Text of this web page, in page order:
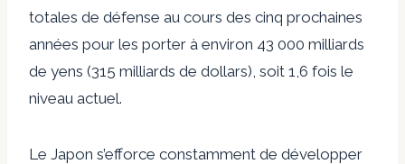
totales de défense au cours des cinq prochaines
années pour les porter à environ 43 000 milliards
de yens (315 milliards de dollars), soit 1,6 fois le
niveau actuel.
Le Japon s’efforce constamment de développer